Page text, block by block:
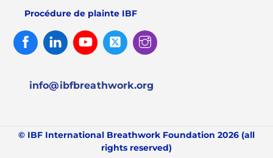
Procédure de plainte IBF
FacebookLinked
In
Youtube Twitter
info@ibfbreathwork.org
© IBF International Breathwork Foundation 2026 (all
rights reserved)